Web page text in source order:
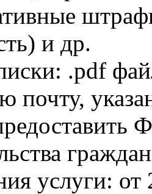
и др.
.pdf
почту,
услуги: от